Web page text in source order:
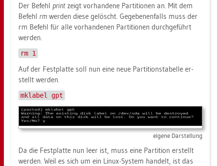
Der Be­fehl print zeigt vor­han­de­ne Par­ti­tio­nen an. Mit dem
Be­fehl rm wer­den diese ge­löscht. Ge­ge­be­nen­falls muss der
rm Be­fehl für alle vor­han­de­nen Par­ti­tio­nen durch­ge­führt
wer­den.
rm 1
Auf der Fest­plat­te soll nun eine neue Par­ti­ti­ons­ta­bel­le er­
stellt wer­den.
mklabel gpt
ei­ge­ne Dar­stel­lung
Da die Fest­plat­te nun leer ist, muss eine Par­ti­ti­on er­stellt
wer­den. Weil es sich um ein Linux-Sys­tem han­delt, ist das